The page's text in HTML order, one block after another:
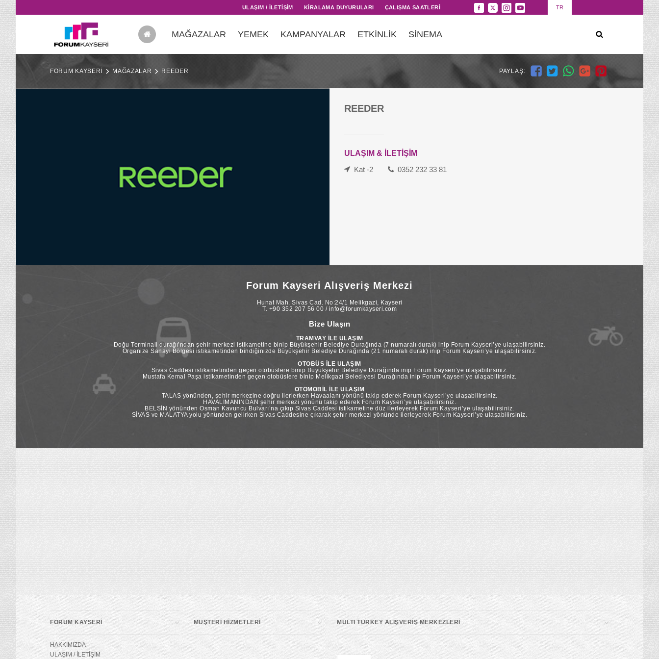
ULAŞIM / İLETİŞİM KİRALAMA DUYURULARI ÇALIŞMA SAATLERİ TR
MAĞAZALAR YEMEK KAMPANYALAR ETKİNLİK SİNEMA
FORUM KAYSERİ MAĞAZALAR REEDER PAYLAŞ:
REEDER
ULAŞIM & İLETİŞİM
Kat -2
0352 232 33 81
Forum Kayseri Alışveriş Merkezi
Hunat Mah. Sivas Cad. No:24/1 Melikgazi, Kayseri
T. +90 352 207 56 00 / info@forumkayseri.com
Bize Ulaşın
TRAMVAY İLE ULAŞIM
Doğu Terminali durağı’ndan şehir merkezi istikametine binip Büyükşehir Belediye Durağında (7 numaralı durak) inip Forum Kayseri’ye ulaşabilirsiniz.
Organize Sanayi Bölgesi istikametinden bindiğinizde Büyükşehir Belediye Durağında (21 numaralı durak) inip Forum Kayseri’ye ulaşabilirsiniz.
OTOBÜS İLE ULAŞIM
Sivas Caddesi istikametinden geçen otobüslere binip Büyükşehir Belediye Durağında inip Forum Kayseri’ye ulaşabilirsiniz.
Mustafa Kemal Paşa istikametinden geçen otobüslere binip Melikgazi Belediyesi Durağında inip Forum Kayseri’ye ulaşabilirsiniz.
OTOMOBİL İLE ULAŞIM
TALAS yönünden, şehir merkezine doğru ilerlerken Havaalanı yönünü takip ederek Forum Kayseri’ye ulaşabilirsiniz.
HAVALİMANINDAN şehir merkezi yönünü takip ederek Forum Kayseri’ye ulaşabilirsiniz.
BELSİN yönünden Osman Kavuncu Bulvarı’na çıkıp Sivas Caddesi istikametine düz ilerleyerek Forum Kayseri’ye ulaşabilirsiniz.
SİVAS ve MALATYA yolu yönünden gelirken Sivas Caddesine çıkarak şehir merkezi yönünde ilerleyerek Forum Kayseri’ye ulaşabilirsiniz.
FORUM KAYSERİ
HAKKIMIZDA
ULAŞIM / İLETİŞİM
MÜŞTERİ HİZMETLERİ MULTI TURKEY ALIŞVERİŞ MERKEZLERİ